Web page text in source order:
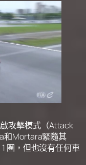
攻擊模式（Attack
和Mortara緊隨其
圈，但也沒有任何車